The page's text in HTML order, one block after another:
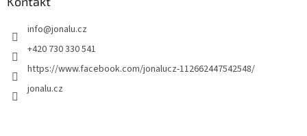
info@jonalu.cz
+420 730 330 541
https://www.facebook.com/jonalucz-112662447542548/
jonalu.cz